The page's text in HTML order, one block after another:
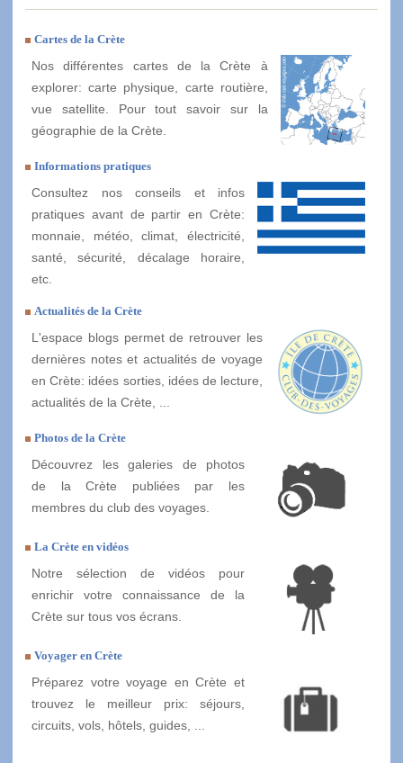
Cartes de la Crète
Nos différentes cartes de la Crète à
explorer: carte physique, carte routière,
vue satellite. Pour tout savoir sur la
géographie de la Crète.
Informations pratiques
Consultez nos conseils et infos
pratiques avant de partir en Crète:
monnaie, météo, climat, électricité,
santé, sécurité, décalage horaire,
etc.
Actualités de la Crète
L'espace blogs permet de retrouver les
dernières notes et actualités de voyage
en Crète: idées sorties, idées de lecture,
actualités de la Crète, ...
Photos de la Crète
Découvrez les galeries de photos
de la Crète publiées par les
membres du club des voyages.
La Crète en vidéos
Notre sélection de vidéos pour
enrichir votre connaissance de la
Crète sur tous vos écrans.
Voyager en Crète
Préparez votre voyage en Crète et
trouvez le meilleur prix: séjours,
circuits, vols, hôtels, guides, ...